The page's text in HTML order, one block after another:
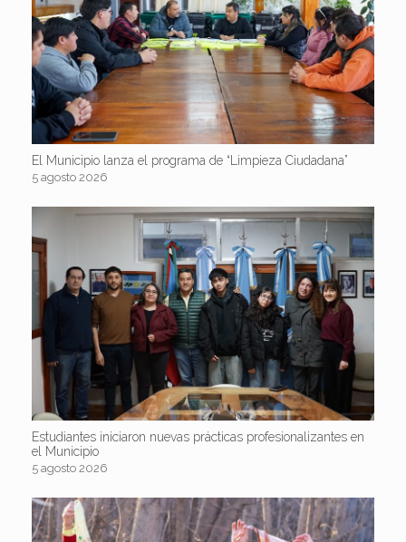
El Municipio lanza el programa de “Limpieza Ciudadana”
5 agosto 2026
Estudiantes iniciaron nuevas prácticas profesionalizantes en
el Municipio
5 agosto 2026